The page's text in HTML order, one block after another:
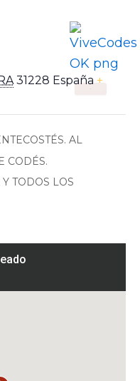
31228 España +
AL
CODÉS.
TODOS LOS